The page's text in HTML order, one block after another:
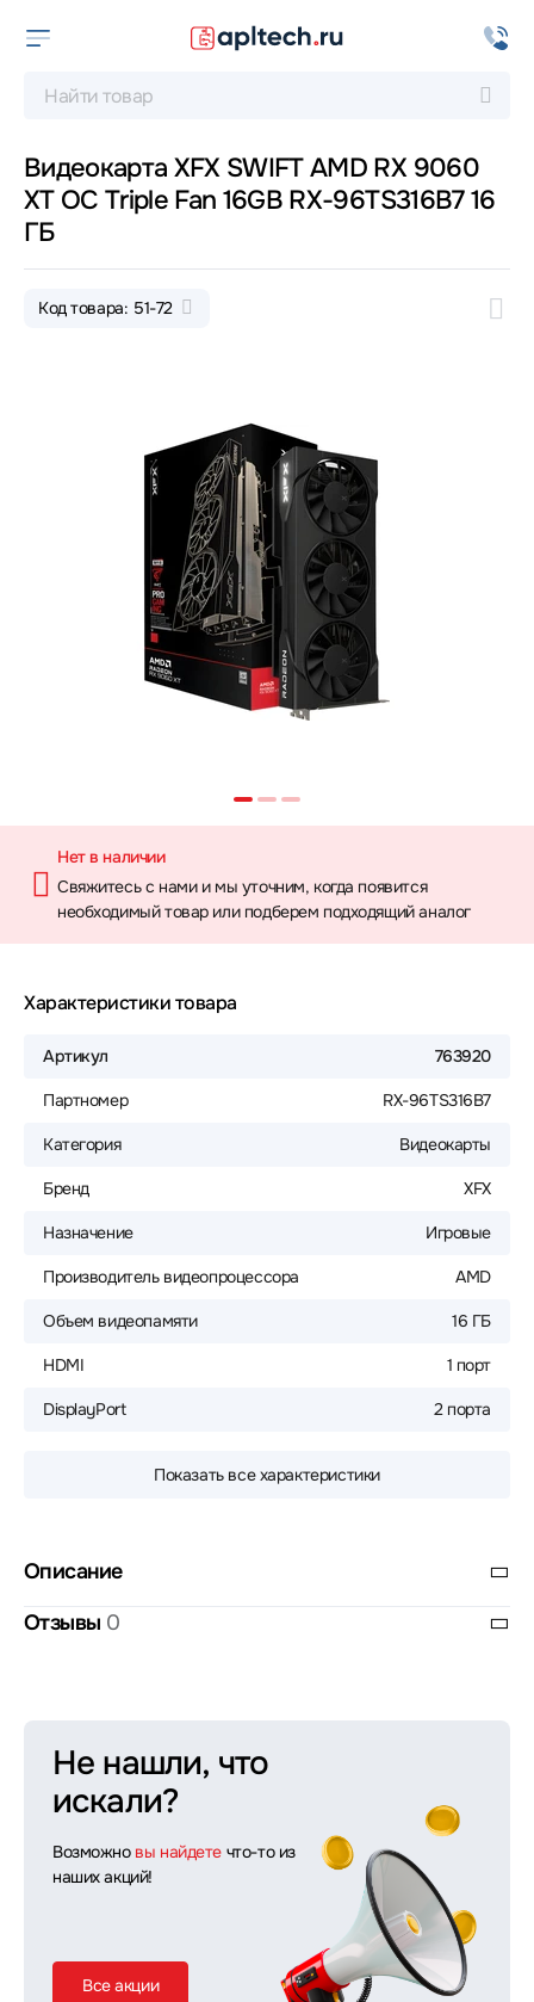
Видеокарта XFX SWIFT AMD RX 9060
XT OC Triple Fan 16GB RX-96TS316B7 16
ГБ
Код товара: 51-72
Нет в наличии
Свяжитесь с нами и мы уточним, когда появится
необходимый товар или подберем подходящий аналог
Характеристики товара
Артикул 763920
Партномер RX-96TS316B7
Категория Видеокарты
Бренд XFX
Назначение Игровые
Производитель видеопроцессора AMD
Объем видеопамяти 16 ГБ
HDMI 1 порт
DisplayPort 2 порта
Показать все характеристики
Описание
Отзывы 0
Не нашли, что
искали?
Возможно вы найдете что-то из
наших акций!
Все акции